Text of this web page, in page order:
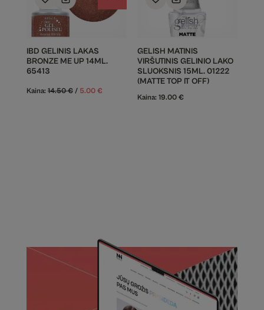
IBD GELINIS LAKAS
BRONZE ME UP 14ML.
65413
Kaina: 14.50€ / 5.00 €
GELISH MATINIS
VIRŠUTINIS GELINIO LAKO
SLUOKSNIS 15ML. 01222
(MATTE TOP IT OFF)
Kaina: 19.00 €